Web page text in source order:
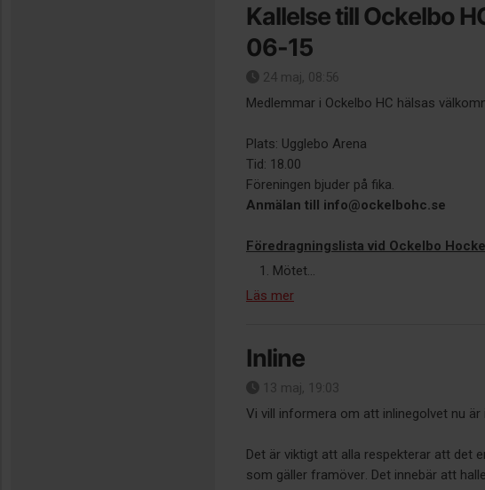
Kallelse till Ockelbo
06-15
24 maj, 08:56
Medlemmar i Ockelbo HC hälsas
Plats: Ugglebo Arena
Tid: 18.00
Föreningen bjuder på fika.
Anmälan till info@ockelbohc.se
Föredragningslista vid Ockelbo
Mötet...
Läs mer
Inline
13 maj, 19:03
Vi vill informera om att inlinegolvet nu är
Det är viktigt att alla respekterar att det
som gäller framöver. Det innebär att